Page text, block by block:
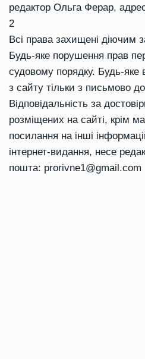
редактор Ольга Ферар,
2
Всі права захищені діючим
Будь-яке порушення прав
судовому порядку. Будь-яке
з сайту тільки з письмово
Відповідальність за
розміщених на сайті, крім
посилання на інші
інтернет-видання, несе
пошта: prorivne1@gmail.com